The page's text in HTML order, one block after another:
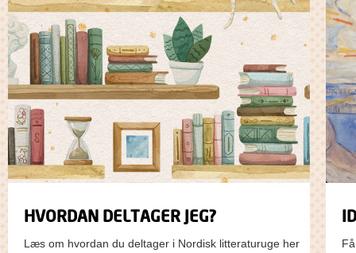
HVORDAN DELTAGER JEG?
Læs om hvordan du deltager i Nordisk litteraturuge her